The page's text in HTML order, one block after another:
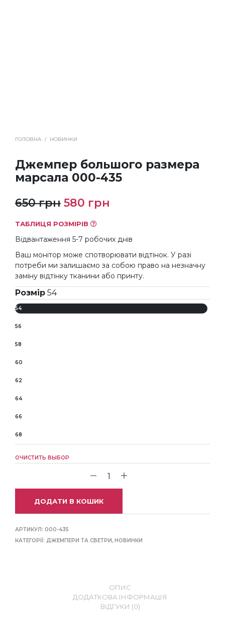
ГОЛОВНА / НОВИНКИ
Джемпер большого размера
марсала 000-435
650грн Оригінальна
ціна:
650 грн.
580 грн
580 грн.
ТАБЛИЦЯ РОЗМІРІВ
Відвантаження 5-7 робочих днів
Ваш монітор може спотворювати відтінок. У разі
потреби ми залишаємо за собою право на незначну
заміну відтінку тканини або принту.
Розмір 54
54
56
58
60
62
64
66
68
ОЧИСТИТЬ ВЫБОР
ДОДАТИ В КОШИК
АРТИКУЛ: 000-435
КАТЕГОРІЇ: ДЖЕМПЕРИ ТА СВЕТРИ, НОВИНКИ
ОПИС
ДОДАТКОВА ІНФОРМАЦІЯ
ВІДГУКИ (0)